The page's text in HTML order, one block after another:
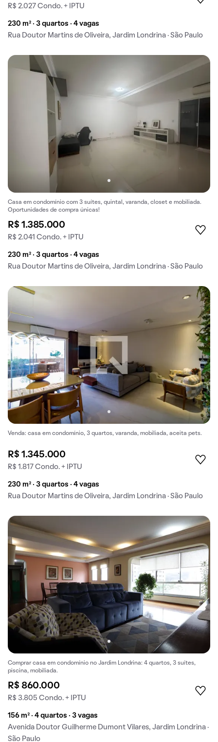
R$ 2.027 Condo. + IPTU
230 m² · 3 quartos · 4 vagas
Rua Doutor Martins de Oliveira, Jardim Londrina · São Paulo
Casa em condomínio com 3 suítes, quintal, varanda, closet e mobiliada.
Oportunidades de compra únicas!
R$ 1.385.000
R$ 2.041 Condo. + IPTU
230 m² · 3 quartos · 4 vagas
Rua Doutor Martins de Oliveira, Jardim Londrina · São Paulo
Venda: casa em condomínio, 3 quartos, varanda, mobiliada, aceita pets.
R$ 1.345.000
R$ 1.817 Condo. + IPTU
230 m² · 3 quartos · 4 vagas
Rua Doutor Martins de Oliveira, Jardim Londrina · São Paulo
Comprar casa em condomínio no Jardim Londrina: 4 quartos, 3 suítes,
piscina, mobiliada.
R$ 860.000
R$ 3.805 Condo. + IPTU
156 m² · 4 quartos · 3 vagas
Avenida Doutor Guilherme Dumont Vilares, Jardim Londrina ·
São Paulo